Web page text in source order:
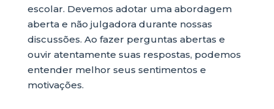
escolar. Devemos adotar uma abordagem
aberta e não julgadora durante nossas
discussões. Ao fazer perguntas abertas e
ouvir atentamente suas respostas, podemos
entender melhor seus sentimentos e
motivações.